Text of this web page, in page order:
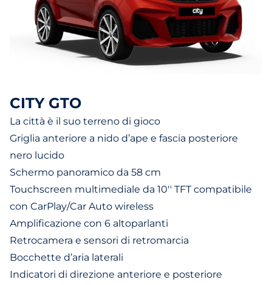
CITY GTO
La città è il suo terreno di gioco
Griglia anteriore a nido d’ape e fascia posteriore
nero lucido
Schermo panoramico da 58 cm
Touchscreen multimediale da 10'' TFT compatibile
con CarPlay/Car Auto wireless
Amplificazione con 6 altoparlanti
Retrocamera e sensori di retromarcia
Bocchette d’aria laterali
Indicatori di direzione anteriore e posteriore